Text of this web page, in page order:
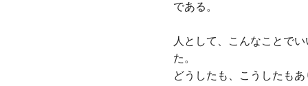
である。
人として、こんなことで
た。
どうしたも、こうしたも